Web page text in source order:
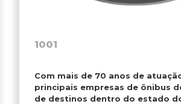
1001
Com mais de 70 anos de
principais empresas de ônibus
de destinos dentro do estado